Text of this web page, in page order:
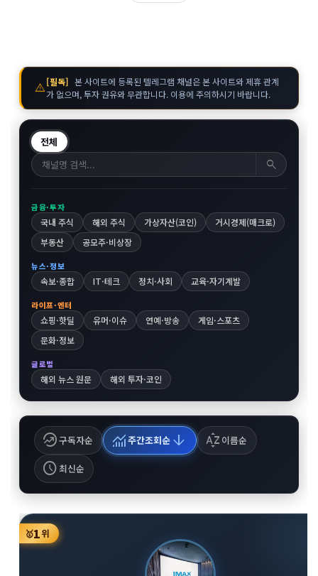
warning[필독] 본 사이트에 등록된 텔레그램 채널은 본 사이트와 제휴 관계
가 없으며, 투자 권유와 무관합니다. 이용에 주의하시기 바랍니다.
전체
search
금융·투자
국내 주식 해외 주식 가상자산(코인)
거시경제(매크로)
부동산
공모주·비상장
뉴스·정보
속보·종합 IT·테크 정치·사회 교육·자기계발
라이프·엔터
쇼핑·핫딜 유머·이슈 연예·방송
게임·스포츠
문화·정보
글로벌
해외 뉴스 원문 해외 투자·코인
whatshot구독자순 monitoring주간조회순 arrow_downward sort_by_alpha 이름순
schedule최신순
🥇1위